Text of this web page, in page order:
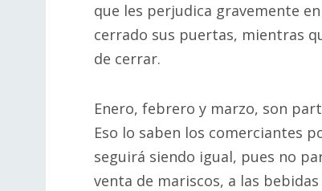
que les perjudica gravemente
cerrado sus puertas, mientras
de cerrar.
Enero, febrero y marzo, son
Eso lo saben los comerciantes
seguirá siendo igual, pues no
venta de mariscos, a las